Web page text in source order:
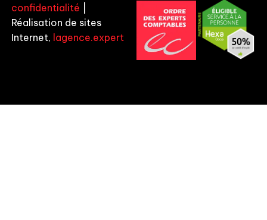
confidentialité
Réalisation de sites
Internet, lagence.expert